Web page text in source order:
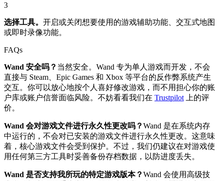
3
选择工具。 开启或关闭想要使用的游戏辅助功能、交互式地图
或即时录像功能。
FAQs
Wand 安全吗？ 当然安全。Wand 专为单人游戏而开发，不会
直接与 Steam、Epic Games 和 Xbox 等平台的反作弊系统产生
交互。你可以放心地按个人喜好修改游戏，而不用担心你的账
户库或账户信誉面临风险。不妨看看我们在 Trustpilot 上的评
价。
Wand 会对游戏文件进行永久性更改吗？Wand 是在系统内存
中运行的，不会对已安装的游戏文件进行永久性更改。这意味
着，核心游戏文件会受到保护。不过，我们仍建议在对游戏使
用任何第三方工具时妥善备份存档数据，以防进度丢失。
Wand 是否支持我所玩的特定游戏版本？Wand 会使用高级技